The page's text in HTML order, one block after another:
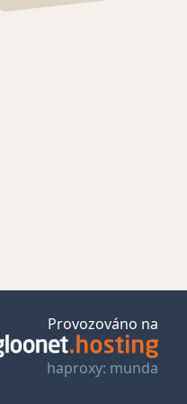
Provozováno na
haproxy: munda